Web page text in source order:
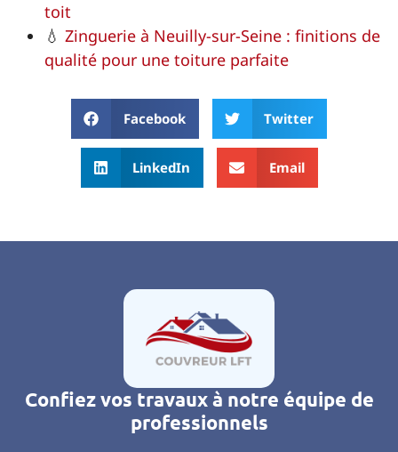
toit
💧 Zinguerie à Neuilly-sur-Seine : finitions de
qualité pour une toiture parfaite
Facebook Twitter
LinkedIn Email
Confiez vos travaux à notre équipe de
professionnels